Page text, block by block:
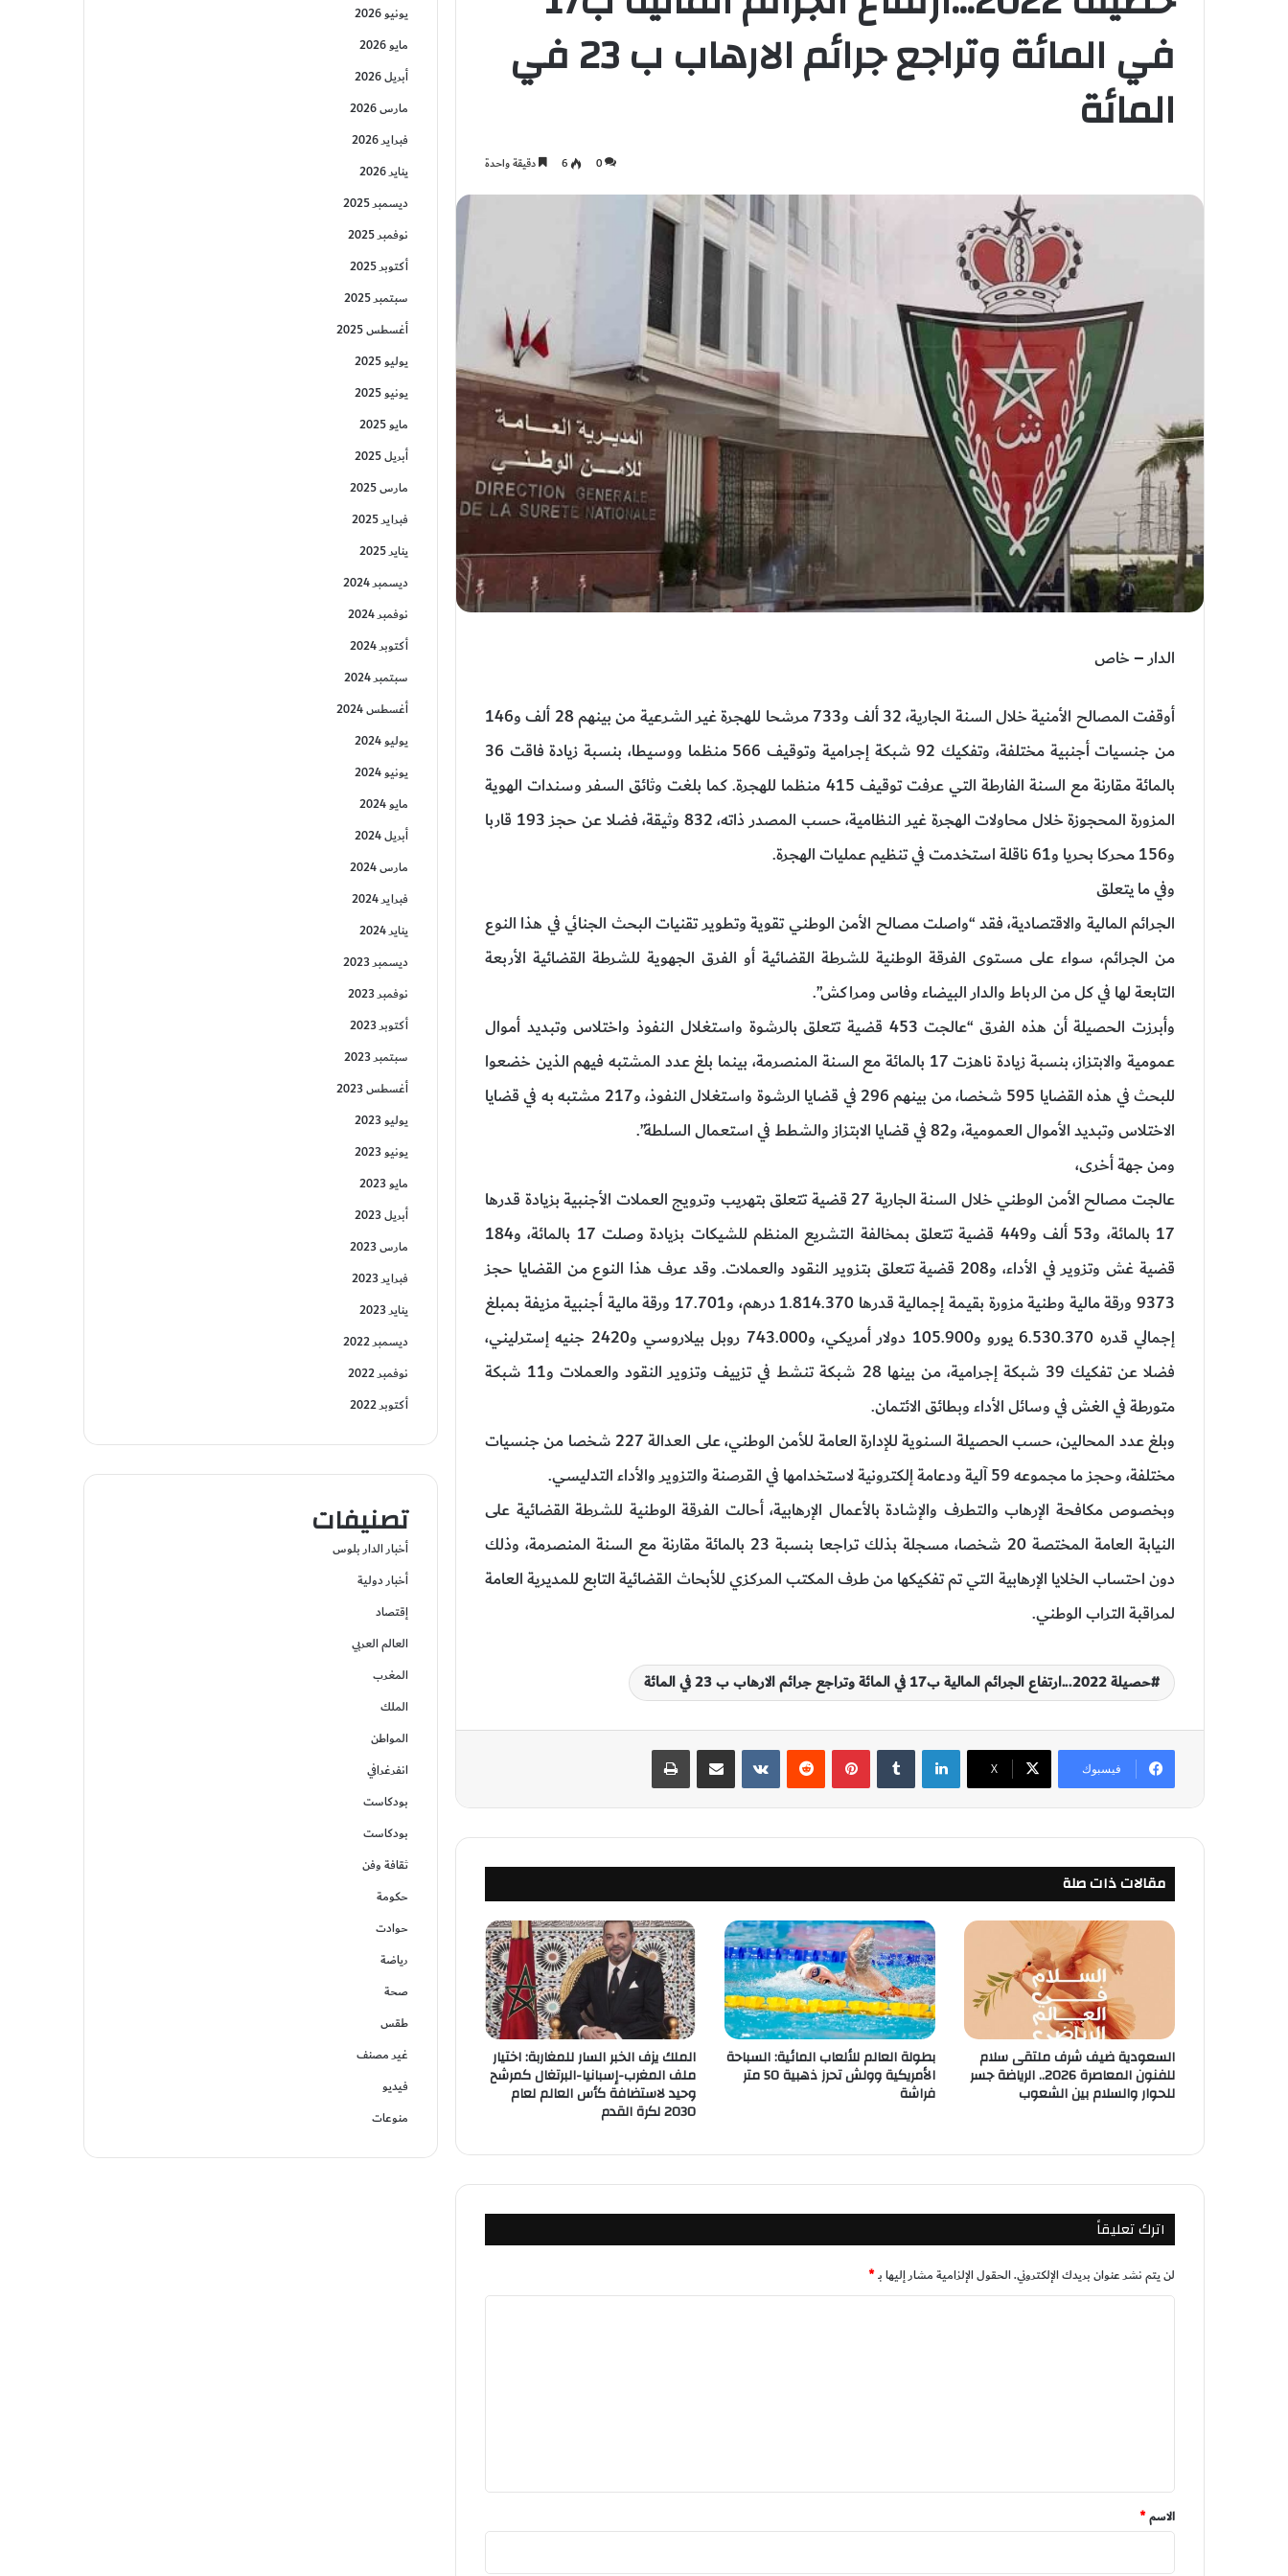
في المائة وتراجع جرائم الارهاب ب 23 في
المائة
0
6 دقيقة واحدة
الدار – خاص
أوقفت المصالح الأمنية خلال السنة الجارية، 32 ألف و733 مرشحا للهجرة غير الشرعية من بينهم 28 ألف و146
من جنسيات أجنبية مختلفة، وتفكيك 92 شبكة إجرامية وتوقيف 566 منظما ووسيطا، بنسبة زيادة فاقت 36
بالمائة مقارنة مع السنة الفارطة التي عرفت توقيف 415 منظما للهجرة. كما بلغت وثائق السفر وسندات الهوية
المزورة المحجوزة خلال محاولات الهجرة غير النظامية، حسب المصدر ذاته، 832 وثيقة، فضلا عن حجز 193 قاربا
و156 محركا بحريا و61 ناقلة استخدمت في تنظيم عمليات الهجرة.
وفي ما يتعلق
الجرائم المالية والاقتصادية، فقد “واصلت مصالح الأمن الوطني تقوية وتطوير تقنيات البحث الجنائي في هذا النوع
من الجرائم، سواء على مستوى الفرقة الوطنية للشرطة القضائية أو الفرق الجهوية للشرطة القضائية الأربعة
التابعة لها في كل من الرباط والدار البيضاء وفاس ومراكش”.
وأبرزت الحصيلة أن هذه الفرق “عالجت 453 قضية تتعلق بالرشوة واستغلال النفوذ واختلاس وتبديد أموال
عمومية والابتزاز، بنسبة زيادة ناهزت 17 بالمائة مع السنة المنصرمة، بينما بلغ عدد المشتبه فيهم الذين خضعوا
للبحث في هذه القضايا 595 شخصا، من بينهم 296 في قضايا الرشوة واستغلال النفوذ، و217 مشتبه به في قضايا
الاختلاس وتبديد الأموال العمومية، و82 في قضايا الابتزاز والشطط في استعمال السلطة”.
ومن جهة أخرى،
عالجت مصالح الأمن الوطني خلال السنة الجارية 27 قضية تتعلق بتهريب وترويج العملات الأجنبية بزيادة قدرها
17 بالمائة، و53 ألف و449 قضية تتعلق بمخالفة التشريع المنظم للشيكات بزيادة وصلت 17 بالمائة، و184
قضية غش وتزوير في الأداء، و208 قضية تتعلق بتزوير النقود والعملات. وقد عرف هذا النوع من القضايا حجز
9373 ورقة مالية وطنية مزورة بقيمة إجمالية قدرها 1.814.370 درهم، و17.701 ورقة مالية أجنبية مزيفة بمبلغ
إجمالي قدره 6.530.370 يورو و105.900 دولار أمريكي، و743.000 روبل بيلاروسي و2420 جنيه إسترليني،
فضلا عن تفكيك 39 شبكة إجرامية، من بينها 28 شبكة تنشط في تزييف وتزوير النقود والعملات و11 شبكة
متورطة في الغش في وسائل الأداء وبطائق الائتمان.
وبلغ عدد المحالين، حسب الحصيلة السنوية للإدارة العامة للأمن الوطني، على العدالة 227 شخصا من جنسيات
مختلفة، وحجز ما مجموعه 59 آلية ودعامة إلكترونية لاستخدامها في القرصنة والتزوير والأداء التدليسي.
وبخصوص مكافحة الإرهاب والتطرف والإشادة بالأعمال الإرهابية، أحالت الفرقة الوطنية للشرطة القضائية على
النيابة العامة المختصة 20 شخصا، مسجلة بذلك تراجعا بنسبة 23 بالمائة مقارنة مع السنة المنصرمة، وذلك
دون احتساب الخلايا الإرهابية التي تم تفكيكها من طرف المكتب المركزي للأبحاث القضائية التابع للمديرية العامة
لمراقبة التراب الوطني.
حصيلة 2022...ارتفاع الجرائم المالية ب17 في المائة وتراجع جرائم الارهاب ب 23 في المائة
فيسبوك ‫X
لينكدإن بينتيريست
مقالات ذات صلة
السعودية ضيف شرف ملتقى سلام
للفنون المعاصرة 2026.. الرياضة جسر
للحوار والسلام بين الشعوب
بطولة العالم للألعاب المائية: السباحة
الأمريكية وولش تحرز ذهبية 50 متر
فراشة
الملك يزف الخبر السار للمغاربة: اختيار
ملف المغرب-إسبانيا-البرتغال كمرشح
وحيد لاستضافة كأس العالم لعام
2030 لكرة القدم
اترك تعليقاً
لن يتم نشر عنوان بريدك الإلكتروني.الحقول الإلزامية مشار إليها بـ*
*
الاسم*
يونيو 2026
مايو 2026
أبريل 2026
مارس 2026
فبراير 2026
يناير 2026
ديسمبر 2025
نوفمبر 2025
أكتوبر 2025
سبتمبر 2025
أغسطس 2025
يوليو 2025
يونيو 2025
مايو 2025
أبريل 2025
مارس 2025
فبراير 2025
يناير 2025
ديسمبر 2024
نوفمبر 2024
أكتوبر 2024
سبتمبر 2024
أغسطس 2024
يوليو 2024
يونيو 2024
مايو 2024
أبريل 2024
مارس 2024
فبراير 2024
يناير 2024
ديسمبر 2023
نوفمبر 2023
أكتوبر 2023
سبتمبر 2023
أغسطس 2023
يوليو 2023
يونيو 2023
مايو 2023
أبريل 2023
مارس 2023
فبراير 2023
يناير 2023
ديسمبر 2022
نوفمبر 2022
أكتوبر 2022
تصنيفات
أخبار الدار بلوس
أخبار دولية
إقتصاد
العالم العربي
المغرب
الملك
المواطن
انفرغرافي
بودكاست
بودكاست
ثقافة وفن
حكومة
حوادت
رياضة
صحة
طقس
غير مصنف
فيديو
منوعات